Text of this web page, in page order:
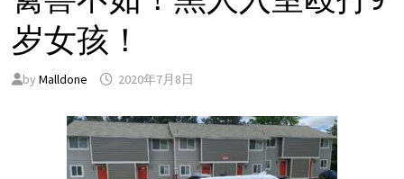
岁女孩！
by Malldone 2020年7月8日